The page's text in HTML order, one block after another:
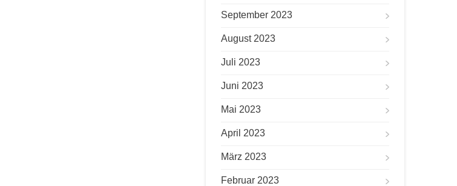
September 2023
August 2023
Juli 2023
Juni 2023
Mai 2023
April 2023
März 2023
Februar 2023